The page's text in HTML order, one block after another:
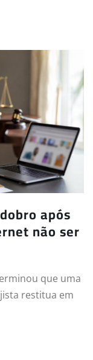
após
não ser
que uma
restitua em